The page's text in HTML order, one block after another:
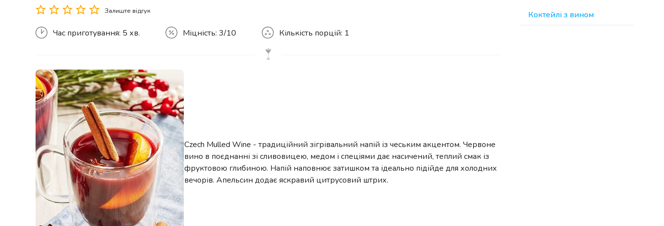
Залиште відгук
Час приготування: 5 хв. Міцність: 3/10 Кількість порцій: 1
Czech Mulled Wine - традиційний зігрівальний напій із чеським акцентом. Червоне
вино в поєднанні зі сливовицею, медом і спеціями дає насичений, теплий смак із
фруктовою глибиною. Напій наповнює затишком та ідеально підійде для холодних
вечорів. Апельсин додає яскравий цитрусовий штрих.
Коктейлі з вином